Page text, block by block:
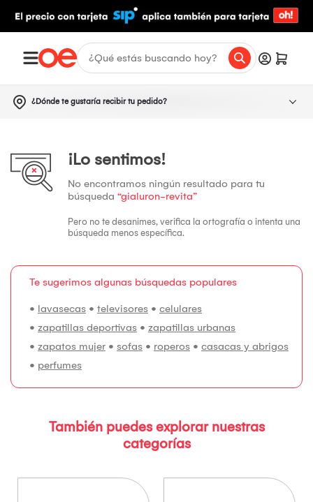
¿Dónde te gustaría recibir tu pedido?
¡Lo sentimos!
No encontramos ningún resultado para tu
búsqueda “gialuron-revita”
Pero no te desanimes, verifica la ortografía o intenta una
búsqueda menos específica.
Te sugerimos algunas búsquedas populares
• lavasecas • televisores • celulares
• zapatillas deportivas • zapatillas urbanas
• zapatos mujer • sofas • roperos • casacas y abrigos
• perfumes
También puedes explorar nuestras
categorías